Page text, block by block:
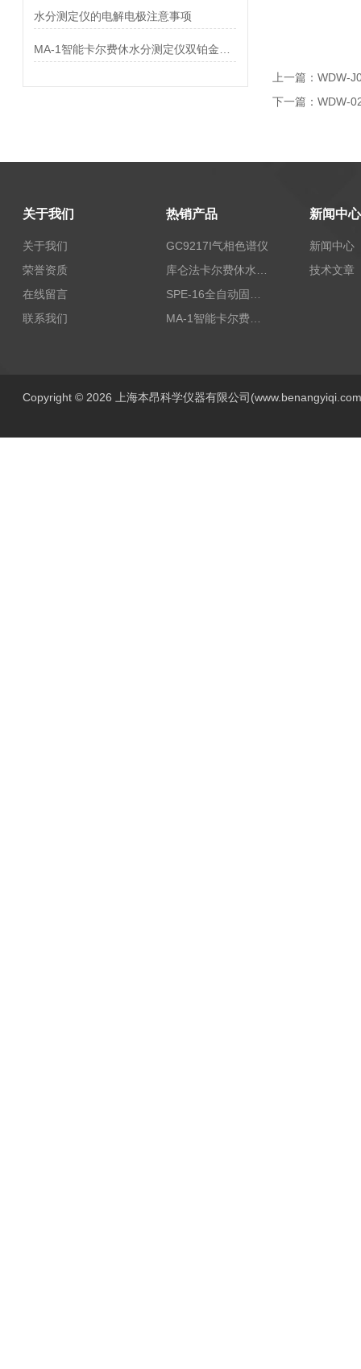
水分测定仪的电解电极注意事项
上一篇： WDW-
下一篇： WDW-
关于我们
关于我们
荣誉资质
在线留言
联系我们
热销产品
GC9217I气相色谱仪
MA-1智能卡尔费休水分测定仪
新闻中心
新闻中心
技术文章
Copyright © 2026 上海本昂科学仪器有限公司